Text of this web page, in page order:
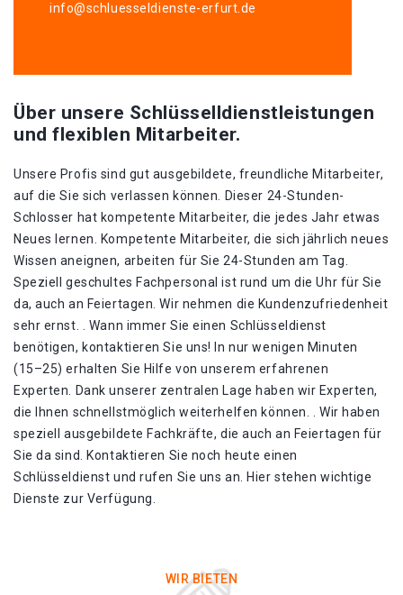
info@schluesseldienste-erfurt.de
Über unsere Schlüsselldienstleistungen
und flexiblen Mitarbeiter.
Unsere Profis sind gut ausgebildete, freundliche Mitarbeiter,
auf die Sie sich verlassen können. Dieser 24-Stunden-
Schlosser hat kompetente Mitarbeiter, die jedes Jahr etwas
Neues lernen. Kompetente Mitarbeiter, die sich jährlich neues
Wissen aneignen, arbeiten für Sie 24-Stunden am Tag.
Speziell geschultes Fachpersonal ist rund um die Uhr für Sie
da, auch an Feiertagen. Wir nehmen die Kundenzufriedenheit
sehr ernst. . Wann immer Sie einen Schlüsseldienst
benötigen, kontaktieren Sie uns! In nur wenigen Minuten
(15–25) erhalten Sie Hilfe von unserem erfahrenen
Experten. Dank unserer zentralen Lage haben wir Experten,
die Ihnen schnellstmöglich weiterhelfen können. . Wir haben
speziell ausgebildete Fachkräfte, die auch an Feiertagen für
Sie da sind. Kontaktieren Sie noch heute einen
Schlüsseldienst und rufen Sie uns an. Hier stehen wichtige
Dienste zur Verfügung.
WIR BIETEN